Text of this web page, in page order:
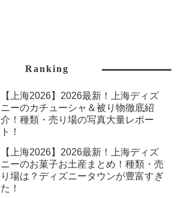
Ranking
【上海2026】2026最新！上海ディズ
ニーのカチューシャ＆被り物徹底紹
介！種類・売り場の写真大量レポー
ト！
【上海2026】2026最新！上海ディズ
ニーのお菓子お土産まとめ！種類・売
り場は？ディズニータウンが豊富すぎ
た！